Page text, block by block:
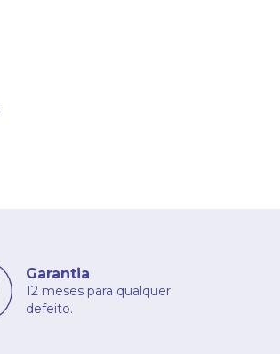
Garantia
12 meses para qualquer
defeito.